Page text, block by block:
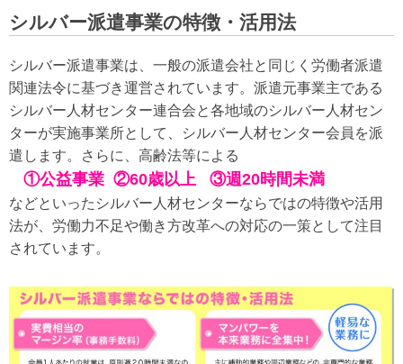
シルバー派遣事業の特徴・活用法
シルバー派遣事業は、一般の派遣会社と同じく労働者派遣
関連法令に基づき運営されています。派遣元事業主である
シルバー人材センター連合会と各地域のシルバー人材セン
ターが実施事業所として、シルバー人材センター会員を派
遣します。さらに、高齢法等による
①公益事業 ②60歳以上 ③週20時間未満
などといったシルバー人材センターならではの特徴や活用
法が、労働力不足や働き方改革への対応の一策として注目
されています。